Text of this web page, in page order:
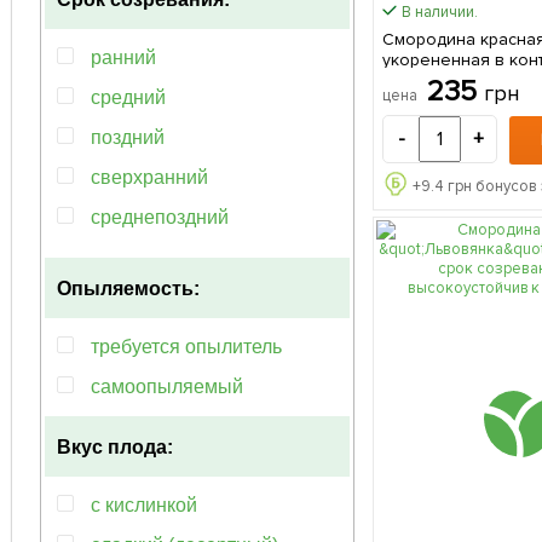
чёрный
ранний
средний
поздний
сверхранний
среднепоздний
среднеранний
Опыляемость:
требуется опылитель
самоопыляемый
Вкус плода:
с кислинкой
В наличии.
Смородина
укорененная в
(ранний срок
саженец в упаковке
цена 235 грн
- +
+9.4 грн бонусов